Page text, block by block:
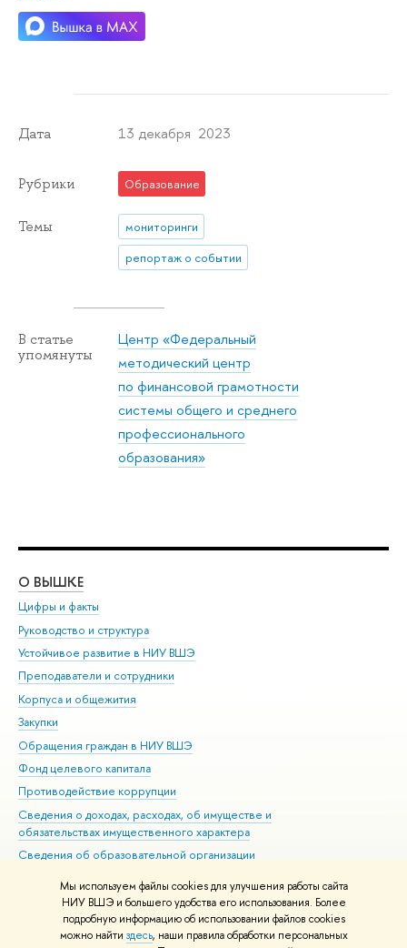
Мы используем файлы cookies для улучшения работы сайта
НИУ ВШЭ и большего удобства его использования. Более
подробную информацию об использовании файлов cookies
можно найти здесь, наши правила обработки персональных
Дата 13 декабря 2023
Рубрики Образование
Темы
мониторинги
репортаж о событии
В статье
упомянуты
Центр «Федеральный
методический центр
по финансовой грамотности
системы общего и среднего
профессионального
образования»
О ВЫШКЕ
Цифры и факты
Руководство и структура
Устойчивое развитие в НИУ ВШЭ
Преподаватели и сотрудники
Корпуса и общежития
Закупки
Обращения граждан в НИУ ВШЭ
Фонд целевого капитала
Противодействие коррупции
Сведения о доходах, расходах, об имуществе и
обязательствах имущественного характера
Сведения об образовательной организации
Людям с ограниченными возможностями здоровья
Единая платежная страница
Работа в Вышке